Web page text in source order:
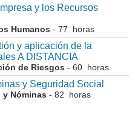
y los Recursos
Humanos - 77 horas
y aplicación de la
A DISTANCIA
de Riesgos - 60 horas
y Seguridad Social
y Nóminas - 82 horas